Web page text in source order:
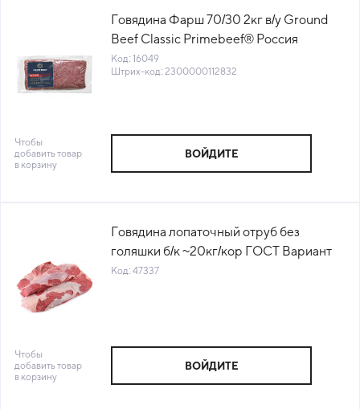
Говядина Фарш 70/30 2кг в/у Ground
Beef Classic Primebeef® Россия
(67059,67177) (КОД 16049) (-18°С)
Код: 16049
Штрих-код: 2300000112832
Чтобы
добавить товар
в корзину
ВОЙДИТЕ
Говядина лопаточный отруб без
голяшки б/к ~20кг/кор ГОСТ Вариант
Россия (КОР) (КОД 47337) (-18°С)
Код: 47337
Чтобы
добавить товар
в корзину
ВОЙДИТЕ